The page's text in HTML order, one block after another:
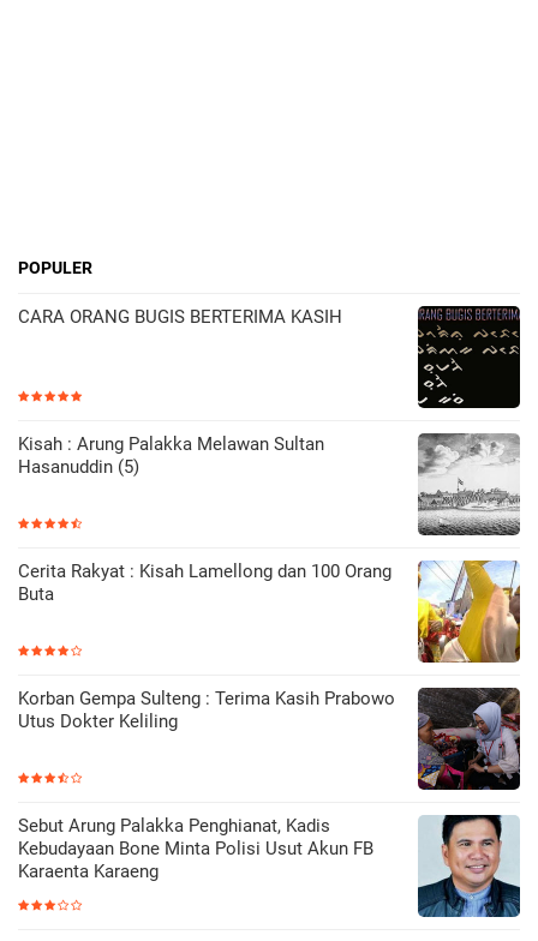
POPULER
CARA ORANG BUGIS BERTERIMA KASIH
Kisah : Arung Palakka Melawan Sultan
Hasanuddin (5)
Cerita Rakyat : Kisah Lamellong dan 100 Orang
Buta
Korban Gempa Sulteng : Terima Kasih Prabowo
Utus Dokter Keliling
Sebut Arung Palakka Penghianat, Kadis
Kebudayaan Bone Minta Polisi Usut Akun FB
Karaenta Karaeng